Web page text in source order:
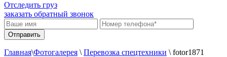
Отследить груз
заказать обратный звонок
Главная\Фотогалерея \ Перевозка спецтехники \ fotor1871